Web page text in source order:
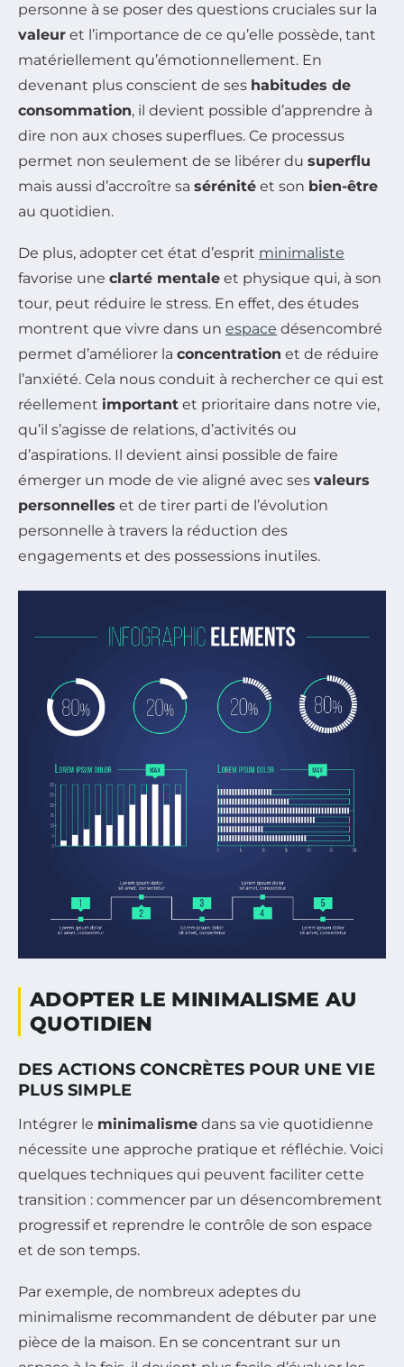
personne à se poser des questions cruciales sur la
valeur et l’importance de ce qu’elle possède, tant
matériellement qu’émotionnellement. En
devenant plus conscient de ses habitudes de
consommation, il devient possible d’apprendre à
dire non aux choses superflues. Ce processus
permet non seulement de se libérer du superflu
mais aussi d’accroître sa sérénité et son bien-être
au quotidien.
De plus, adopter cet état d’esprit minimaliste
favorise une clarté mentale et physique qui, à son
tour, peut réduire le stress. En effet, des études
montrent que vivre dans un espace désencombré
permet d’améliorer la concentration et de réduire
l’anxiété. Cela nous conduit à rechercher ce qui est
réellement important et prioritaire dans notre vie,
qu’il s’agisse de relations, d’activités ou
d’aspirations. Il devient ainsi possible de faire
émerger un mode de vie aligné avec ses valeurs
personnelles et de tirer parti de l’évolution
personnelle à travers la réduction des
engagements et des possessions inutiles.
ADOPTER LE MINIMALISME AU
QUOTIDIEN
DES ACTIONS CONCRÈTES POUR UNE VIE
PLUS SIMPLE
Intégrer le minimalisme dans sa vie quotidienne
nécessite une approche pratique et réfléchie. Voici
quelques techniques qui peuvent faciliter cette
transition : commencer par un désencombrement
progressif et reprendre le contrôle de son espace
et de son temps.
Par exemple, de nombreux adeptes du
minimalisme recommandent de débuter par une
pièce de la maison. En se concentrant sur un